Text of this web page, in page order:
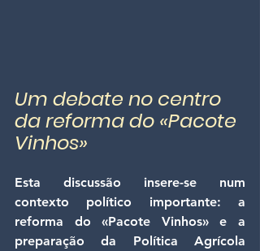
Um debate no centro
da reforma do «Pacote
Vinhos»
Esta discussão insere-se num
contexto político importante: a
reforma do «Pacote Vinhos» e a
preparação da Política Agrícola